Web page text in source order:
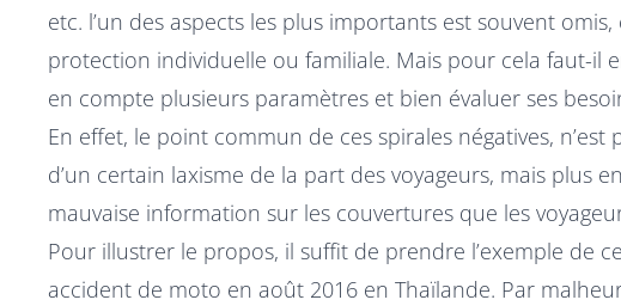
etc. l’un des aspects les plus importants est souvent omis,
protection individuelle ou familiale. Mais pour cela faut-il
en compte plusieurs paramètres et bien évaluer ses
En effet, le point commun de ces spirales négatives, n’est
d’un certain laxisme de la part des voyageurs, mais plus
mauvaise information sur les couvertures que les
Pour illustrer le propos, il suffit de prendre l’exemple de
accident de moto en août 2016 en Thaïlande. Par